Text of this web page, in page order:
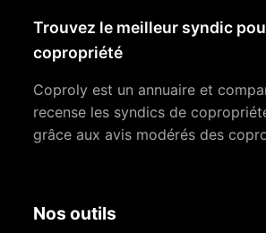
Trouvez le meilleur syndic
copropriété
Coproly est un annuaire et
recense les syndics de
grâce aux avis modérés des
Nos outils